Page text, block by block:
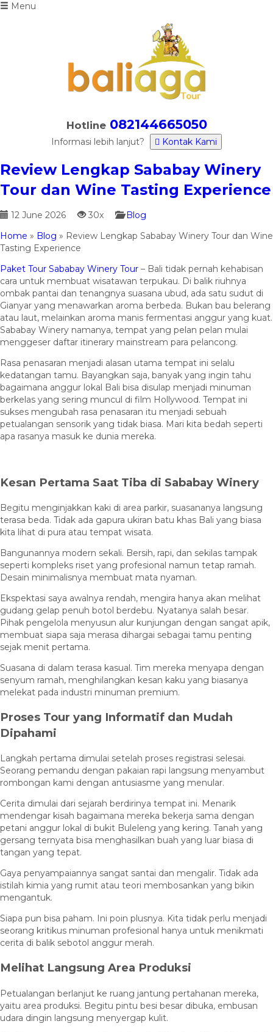
Menu
Hotline 082144665050
Informasi lebih lanjut? Kontak Kami
Review Lengkap Sababay Winery
Tour dan Wine Tasting Experience
12 June 2026 30x
Blog
Home » Blog » Review Lengkap Sababay Winery Tour dan Wine
Tasting Experience
Paket Tour Sababay Winery Tour – Bali tidak pernah kehabisan
cara untuk membuat wisatawan terpukau. Di balik riuhnya
ombak pantai dan tenangnya suasana ubud, ada satu sudut di
Gianyar yang menawarkan aroma berbeda. Bukan bau belerang
atau laut, melainkan aroma manis fermentasi anggur yang kuat.
Sababay Winery namanya, tempat yang pelan pelan mulai
menggeser daftar itinerary mainstream para pelancong.
Rasa penasaran menjadi alasan utama tempat ini selalu
kedatangan tamu. Bayangkan saja, banyak yang ingin tahu
bagaimana anggur lokal Bali bisa disulap menjadi minuman
berkelas yang sering muncul di film Hollywood. Tempat ini
sukses mengubah rasa penasaran itu menjadi sebuah
petualangan sensorik yang tidak biasa. Mari kita bedah seperti
apa rasanya masuk ke dunia mereka.
Kesan Pertama Saat Tiba di Sababay Winery
Begitu menginjakkan kaki di area parkir, suasananya langsung
terasa beda. Tidak ada gapura ukiran batu khas Bali yang biasa
kita lihat di pura atau tempat wisata.
Bangunannya modern sekali. Bersih, rapi, dan sekilas tampak
seperti kompleks riset yang profesional namun tetap ramah.
Desain minimalisnya membuat mata nyaman.
Ekspektasi saya awalnya rendah, mengira hanya akan melihat
gudang gelap penuh botol berdebu. Nyatanya salah besar.
Pihak pengelola menyusun alur kunjungan dengan sangat apik,
membuat siapa saja merasa dihargai sebagai tamu penting
sejak menit pertama.
Suasana di dalam terasa kasual. Tim mereka menyapa dengan
senyum ramah, menghilangkan kesan kaku yang biasanya
melekat pada industri minuman premium.
Proses Tour yang Informatif dan Mudah
Dipahami
Langkah pertama dimulai setelah proses registrasi selesai.
Seorang pemandu dengan pakaian rapi langsung menyambut
rombongan kami dengan antusiasme yang menular.
Cerita dimulai dari sejarah berdirinya tempat ini. Menarik
mendengar kisah bagaimana mereka bekerja sama dengan
petani anggur lokal di bukit Buleleng yang kering. Tanah yang
gersang ternyata bisa menghasilkan buah yang luar biasa di
tangan yang tepat.
Gaya penyampaiannya sangat santai dan mengalir. Tidak ada
istilah kimia yang rumit atau teori membosankan yang bikin
mengantuk.
Siapa pun bisa paham. Ini poin plusnya. Kita tidak perlu menjadi
seorang kritikus minuman profesional hanya untuk menikmati
cerita di balik sebotol anggur merah.
Melihat Langsung Area Produksi
Petualangan berlanjut ke ruang jantung pertahanan mereka,
yaitu area produksi. Begitu pintu besi besar dibuka, embusan
udara dingin langsung menyergap kulit.